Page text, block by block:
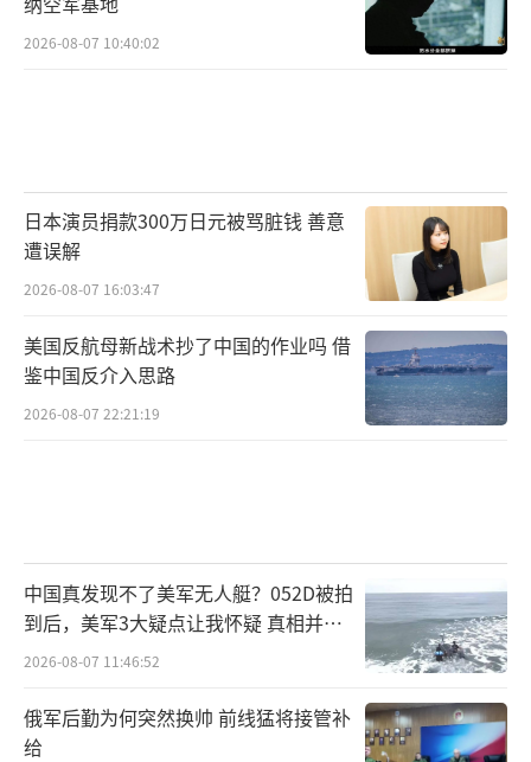
2026-08-07 10:40:02
日本演员捐款300万日元被骂脏钱 善意
遭误解
2026-08-07 16:03:47
美国反航母新战术抄了中国的作业吗 借
鉴中国反介入思路
2026-08-07 22:21:19
中国真发现不了美军无人艇？052D被拍
到后，美军3大疑点让我怀疑 真相并非
如此
2026-08-07 11:46:52
俄军后勤为何突然换帅 前线猛将接管补
给